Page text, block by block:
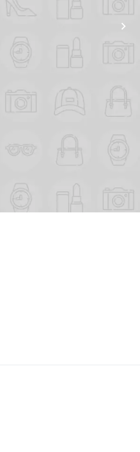
chevron_right